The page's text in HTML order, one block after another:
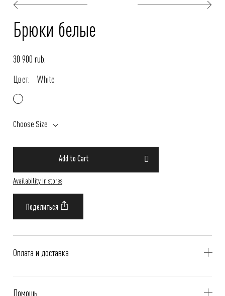
Брюки белые
30 900 rub.
Цвет:
White
Choose Size
Add to Cart
Availability in stores
Оплата и доставка
Помощь